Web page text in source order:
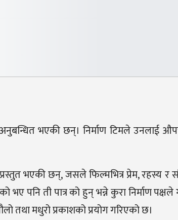
अनुबन्धित भएकी छन्। निर्माण टिमले उनलाई
भएकी छन्, जसले फिल्मभित्र प्रेम, रहस्य र
पनि ती पात्र को हुन् भन्ने कुरा निर्माण पक्षले
तथा मधुरो प्रकाशको प्रयोग गरिएको छ।